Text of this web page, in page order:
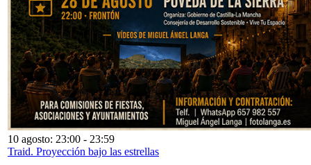
10 agosto: 23:00 - 23:59
Traid. Proyección bajo las estrellas